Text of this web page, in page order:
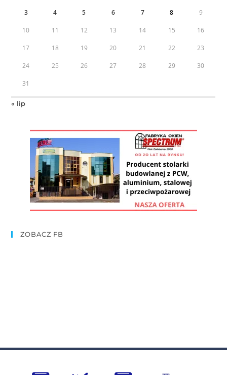
3 4 5 6 7 8 9
10 11 12 13 14 15 16
17 18 19 20 21 22 23
24 25 26 27 28 29 30
31
« lip
ZOBACZ FB